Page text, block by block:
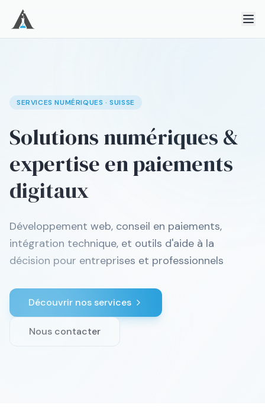
SERVICES NUMÉRIQUES · SUISSE
Solutions numériques &
expertise en paiements
digitaux
Développement web, conseil en paiements,
intégration technique, et outils d'aide à la
décision pour entreprises et professionnels
Découvrir nos services
Nous contacter